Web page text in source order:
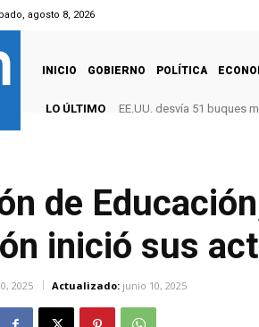
agosto 8, 2026
INICIO GOBIERNO POLÍTICA
LO ÚLTIMO EE.UU. desvía 51 buques
de
inició sus
2025 Actualizado: junio 10, 2025